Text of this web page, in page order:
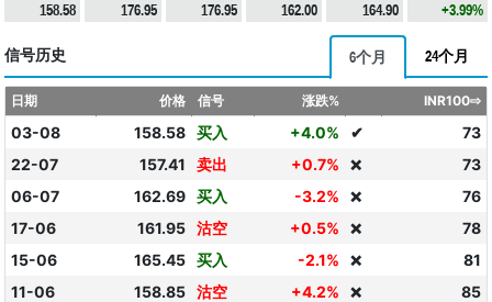
158.58 176.95 176.95 162.00 164.90 +3.99%
信号历史 6个月 24个月
日期 价格 信号 涨跌% INR100⇨
03-08 158.58 买入 +4.0% ✔
73
22-07
157.41 卖出 +0.7% ❌
73
06-07
162.69 买入 -3.2% ❌
76
17-06
161.95 沽空 +0.5% ❌
78
15-06
165.45 买入 -2.1% ❌
81
11-06
158.85 沽空 +4.2% ❌
85